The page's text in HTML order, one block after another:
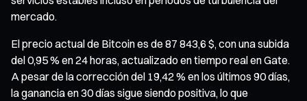
mercado.
El precio actual de Bitcoin es de 87 843,6 $, con una subida
del 0,95 % en 24 horas, actualizado en tiempo real en Gate.
A pesar de la corrección del 19,42 % en los últimos 90 días,
la ganancia en 30 días sigue siendo positiva, lo que